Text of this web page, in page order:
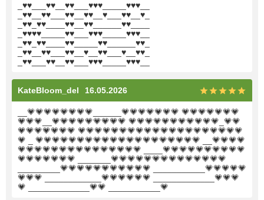
_♥♥___♥♥__♥♥___♥♥♥_____♥♥♥__
_♥♥__♥♥___♥♥__♥♥__♥___♥♥__♥_
_♥♥_♥♥____♥♥__♥♥______♥♥____
_♥♥♥♥_____♥♥___♥♥♥_____♥♥♥__
_♥♥_♥♥____♥♥_____♥♥______♥♥_
_♥♥__♥♥___♥♥__♥__♥♥___♥__♥♥_
_♥♥___♥♥__♥♥___♥♥♥_____♥♥♥__
KateBloom_del 16.05.2026
__💗💗💗💗💗💗💗💗______💗💗💗💗💗💗💗 💗💗💗💗💗💗💗
💗💗💗__💗💗💗💗💗💗💗💗💗 💗💗💗💗💗💗💗💗💗💗💗_💗💗
💗💗💗💗💗💗💗 💗💗💗💗💗💗💗💗💗💗💗💗💗💗💗💗💗💗💗💗
💗 _ 💗💗💗💗💗💗💗💗💗💗💗💗💗💗💗💗💗💗💗💗 __💗💗💗💗
💗💗💗💗💗💗💗💗💗💗💗💗💗💗💗 ____💗💗💗💗💗💗💗💗💗💗
💗💗💗💗💗💗💗 _______💗💗💗💗💗💗💗💗💗💗💗💗💗💗
_________💗💗💗💗💗💗💗💗💗💗💗 ___________💗💗💗💗💗
💗💗💗 ____________💗💗💗💗💗💗 _____________💗💗💗
💗 _____________💗💗 ___________💗